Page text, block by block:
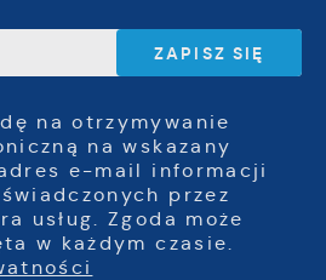
na otrzymywanie
na wskazany
e-mail informacji
przez
usług. Zgoda może
w każdym czasie.